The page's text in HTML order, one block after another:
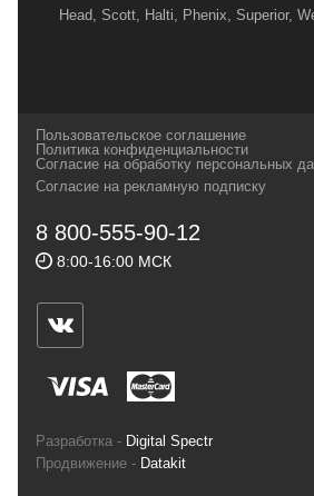
Head, Scott, Halti, Phenix, Superior,
и взыскательных путешественников,
спортсменов и отдыхающих.
Геннадьевич
ИНН 590300057023 ОГРН
ул.Советская, 25, магазин Басег.
Тел./факс (342) 2101242
Пользовательское соглашение
Политика конфиденциальности
Согласие на обработку персональных
Согласие на рекламную подписку
8 800-555-90-12
8:00-16:00 МСК
Разработка - Digital Spectr
Продвижение - Datakit